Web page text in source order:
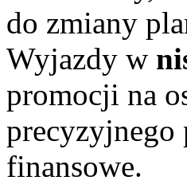
do zmiany
Wyjazdy w
promocji na
precyzyjnego
finansowe.